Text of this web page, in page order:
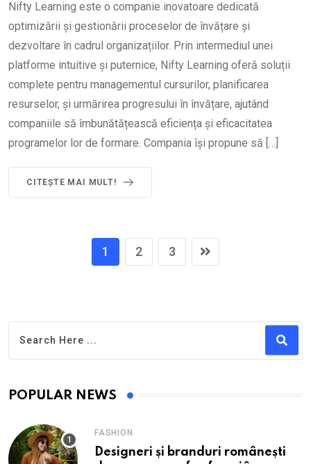
Nifty Learning este o companie inovatoare dedicată
optimizării și gestionării proceselor de învățare și
dezvoltare în cadrul organizațiilor. Prin intermediul unei
platforme intuitive și puternice, Nifty Learning oferă soluții
complete pentru managementul cursurilor, planificarea
resurselor, și urmărirea progresului în învățare, ajutând
companiile să îmbunătățească eficiența și eficacitatea
programelor lor de formare. Compania își propune să […]
CITEȘTE MAI MULT!
1 2 3
POPULAR NEWS
FASHION
Designeri și branduri românești